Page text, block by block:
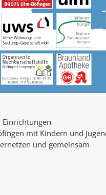
mit Kindern und
und gemeinsam